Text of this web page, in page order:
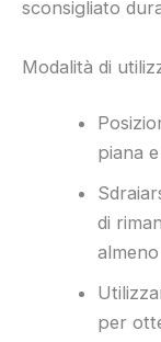
sconsigliato
Modalità di
piana
di
per